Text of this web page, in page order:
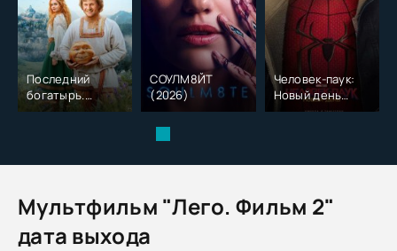
Последний
богатырь.
Колобок (2026)
СОУЛМ8ЙТ
(2026)
Человек-паук:
Новый день
(2026)
Мультфильм "Лего. Фильм 2"
дата выхода